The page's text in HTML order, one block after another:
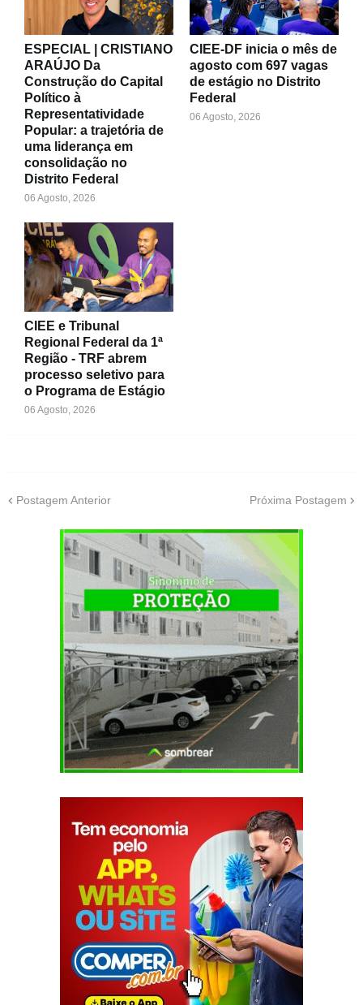
ESPECIAL | CRISTIANO
ARAÚJO Da
Construção do Capital
Político à
Representatividade
Popular: a trajetória de
uma liderança em
consolidação no
Distrito Federal
06 Agosto, 2026
CIEE-DF inicia o mês de
agosto com 697 vagas
de estágio no Distrito
Federal
06 Agosto, 2026
CIEE e Tribunal
Regional Federal da 1ª
Região - TRF abrem
processo seletivo para
o Programa de Estágio
06 Agosto, 2026
Postagem Anterior Próxima Postagem